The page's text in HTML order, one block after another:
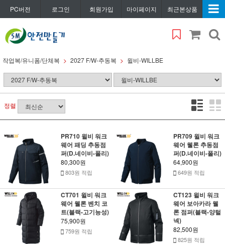
PC버전 로그인 회원가입 마이페이지 최근본상품
작업복/유니폼/단체복 2027 F/W-추동복 윌비-WILLBE
정렬
PR710 윌비 워크
웨어 패딩 추동점
퍼(D.네이비-폴리)
80,300원
803원 적립
PR709 윌비 워크
웨어 웰론 추동점
퍼(D.네이비-폴리)
64,900원
649원 적립
CT701 윌비 워크
웨어 웰론 벤치 코
트(블랙-고기능성)
75,900원
759원 적립
CT123 윌비 워크
웨어 보아카라 웰
론 점퍼(블랙-양털
넥)
82,500원
825원 적립